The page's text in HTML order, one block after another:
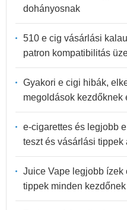
dohányosnak
510 e cig vásárlási
patron kompatibilitás
Gyakori e cigi hibák,
megoldások kezdőknek
e-cigarettes és legjobb
teszt és vásárlási
Juice Vape legjobb ízek
tippek minden kezdőnek